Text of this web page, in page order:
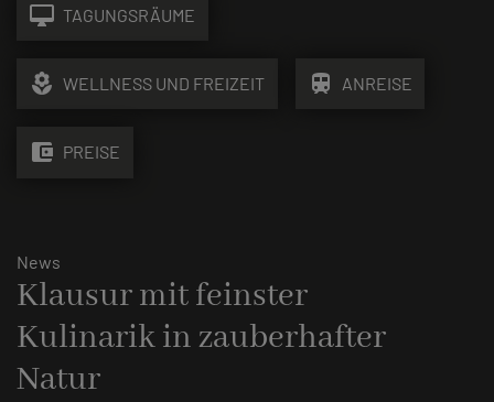
desktop_mac TAGUNGSRÄUME
local_florist WELLNESS UND FREIZEIT train ANREISE
account_balance_wallet PREISE
News
Klausur mit feinster
Kulinarik in zauberhafter
Natur